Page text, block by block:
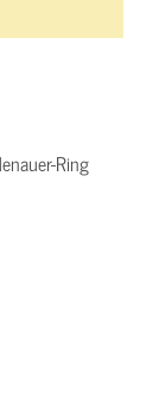
Ring